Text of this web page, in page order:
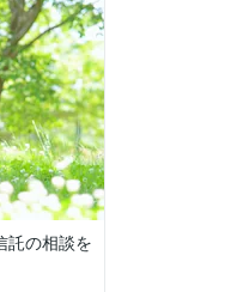
託の相談を